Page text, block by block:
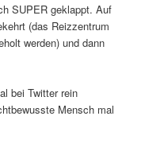
SUPER geklappt. Auf
(das Reizzentrum
werden) und dann
bei Twitter rein
Mensch mal